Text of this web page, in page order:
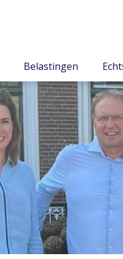
Belastingen